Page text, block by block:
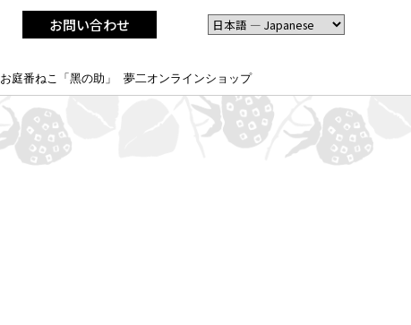
お問い合わせ
お庭番ねこ「黑の助」 夢二オンラインショップ